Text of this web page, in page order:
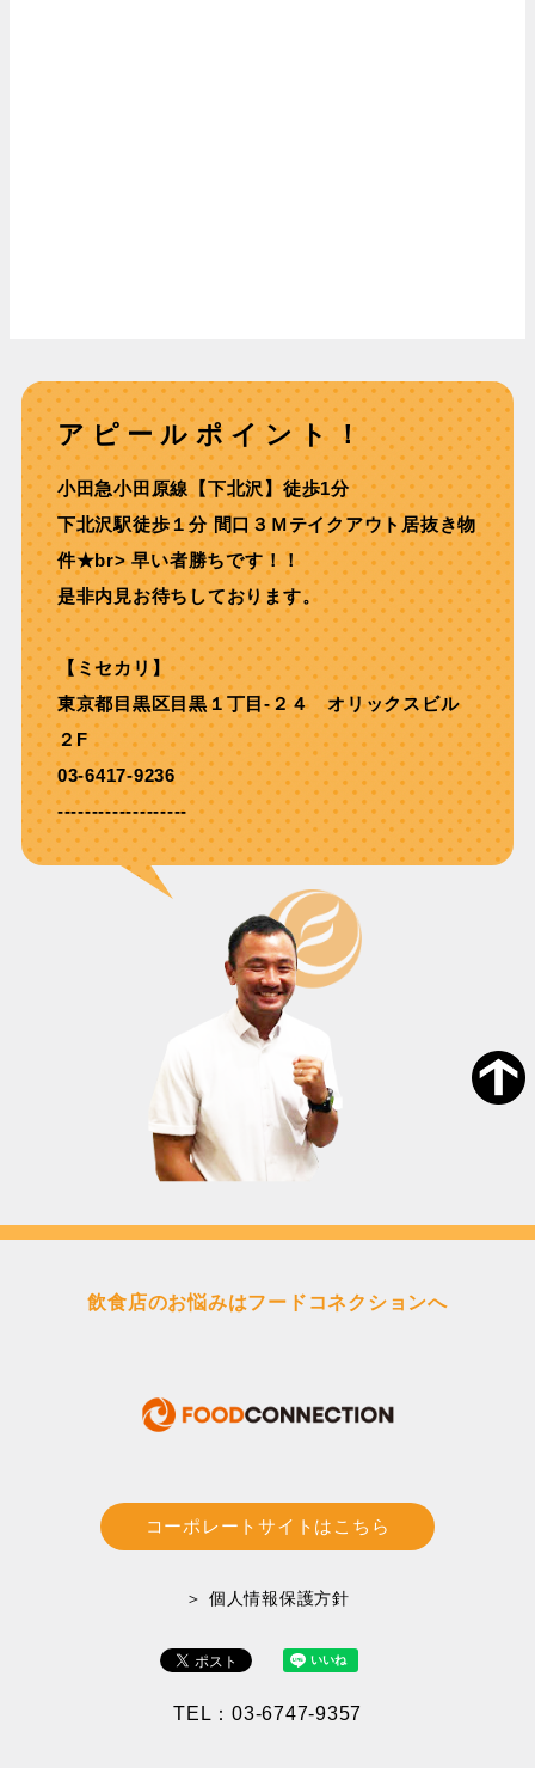
アピールポイント！
⼩⽥急⼩⽥原線【下北沢】徒歩1分
下北沢駅徒歩１分 間⼝３Ｍテイクアウト居抜き物
件★br> 早い者勝ちです！！
是非内見お待ちしております。
【ミセカリ】
東京都目黒区目黒１丁目-２４ オリックスビル
２F
03-6417-9236
-------------------
飲食店のお悩みはフードコネクションへ
コーポレートサイトはこちら
＞ 個人情報保護方針
TEL：03-6747-9357